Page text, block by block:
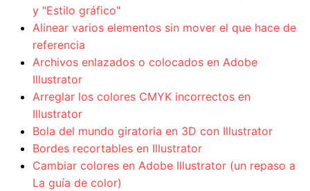
y "Estilo gráfico"
Alinear varios elementos sin mover el que hace de
referencia
Archivos enlazados o colocados en Adobe
Illustrator
Arreglar los colores CMYK incorrectos en
Illustrator
Bola del mundo giratoria en 3D con Illustrator
Bordes recortables en Illustrator
Cambiar colores en Adobe Illustrator (un repaso a
La guía de color)